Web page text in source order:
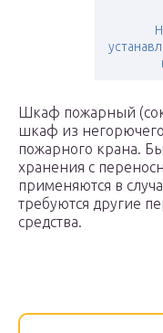
Шкаф пожарный
шкаф из
пожарного крана.
хранения с
применяются в
требуются другие
средства.